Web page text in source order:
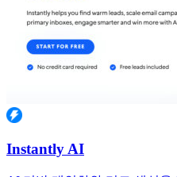
Instantly AI